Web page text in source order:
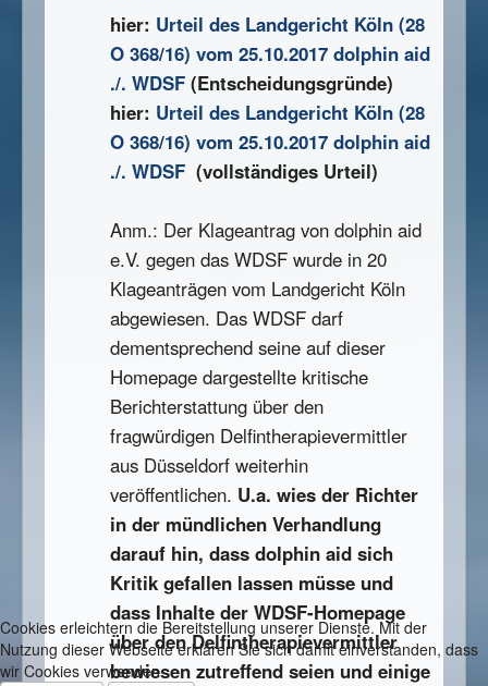
hier: Urteil des Landgericht Köln (28
O 368/16) vom 25.10.2017 dolphin aid
./. WDSF (Entscheidungsgründe)
hier: Urteil des Landgericht Köln (28
O 368/16) vom 25.10.2017 dolphin aid
./. WDSF (vollständiges Urteil)
Anm.: Der Klageantrag von dolphin aid
e.V. gegen das WDSF wurde in 20
Klageanträgen vom Landgericht Köln
abgewiesen. Das WDSF darf
dementsprechend seine auf dieser
Homepage dargestellte kritische
Berichterstattung über den
fragwürdigen Delfintherapievermittler
aus Düsseldorf weiterhin
veröffentlichen. U.a. wies der Richter
in der mündlichen Verhandlung
darauf hin, dass dolphin aid sich
Kritik gefallen lassen müsse und
dass Inhalte der WDSF-Homepage
über den Delfintherapievermittler
bewiesen zutreffend seien und einige
Cookies erleichtern die Bereitstellung unserer Dienste. Mit der
Nutzung dieser Webseite erklären Sie sich damit einverstanden, dass
wir Cookies verwenden